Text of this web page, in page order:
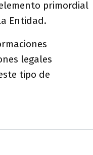
primordial
Entidad.
legales
tipo de